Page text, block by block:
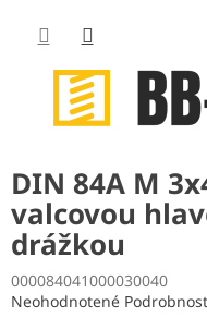
obsah
DIN 84A M
valcovou
drážkou
000084041000030040
Priemerné
Neohodnotené